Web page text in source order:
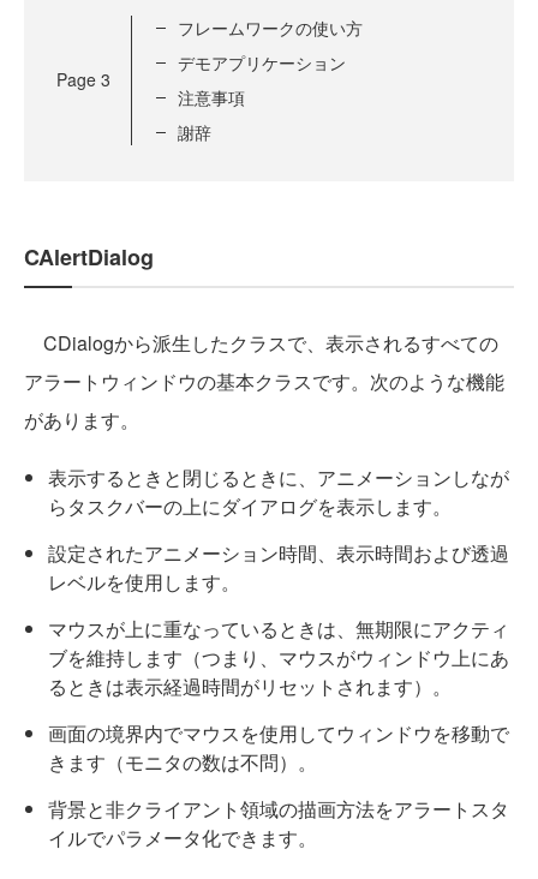
Page 3
フレームワークの使い方
デモアプリケーション
注意事項
謝辞
CAlertDialog
CDialogから派生したクラスで、表示されるすべての
アラートウィンドウの基本クラスです。次のような機能
があります。
表示するときと閉じるときに、アニメーションしなが
らタスクバーの上にダイアログを表示します。
設定されたアニメーション時間、表示時間および透過
レベルを使用します。
マウスが上に重なっているときは、無期限にアクティ
ブを維持します（つまり、マウスがウィンドウ上にあ
るときは表示経過時間がリセットされます）。
画面の境界内でマウスを使用してウィンドウを移動で
きます（モニタの数は不問）。
背景と非クライアント領域の描画方法をアラートスタ
イルでパラメータ化できます。